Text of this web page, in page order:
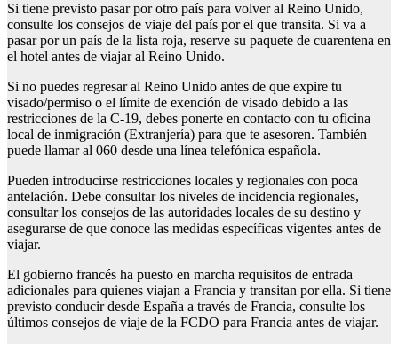
Si tiene previsto pasar por otro país para volver al Reino Unido,
consulte los consejos de viaje del país por el que transita. Si va a
pasar por un país de la lista roja, reserve su paquete de cuarentena en
el hotel antes de viajar al Reino Unido.
Si no puedes regresar al Reino Unido antes de que expire tu
visado/permiso o el límite de exención de visado debido a las
restricciones de la C-19, debes ponerte en contacto con tu oficina
local de inmigración (Extranjería) para que te asesoren. También
puede llamar al 060 desde una línea telefónica española.
Pueden introducirse restricciones locales y regionales con poca
antelación. Debe consultar los niveles de incidencia regionales,
consultar los consejos de las autoridades locales de su destino y
asegurarse de que conoce las medidas específicas vigentes antes de
viajar.
El gobierno francés ha puesto en marcha requisitos de entrada
adicionales para quienes viajan a Francia y transitan por ella. Si tiene
previsto conducir desde España a través de Francia, consulte los
últimos consejos de viaje de la FCDO para Francia antes de viajar.